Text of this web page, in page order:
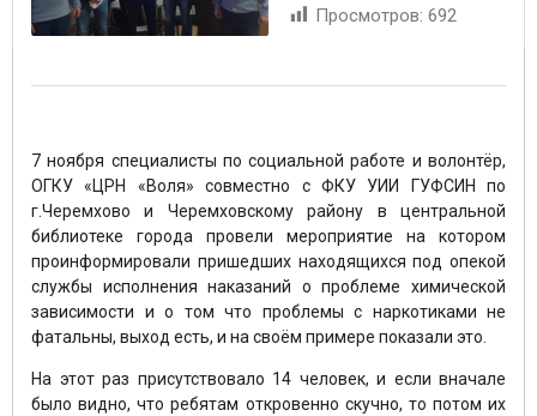
Просмотров: 692
7 ноября специалисты по социальной работе и волонтёр,
ОГКУ «ЦРН «Воля» совместно с ФКУ УИИ ГУФСИН по
г.Черемхово и Черемховскому району в центральной
библиотеке города провели мероприятие на котором
проинформировали пришедших находящихся под опекой
службы исполнения наказаний о проблеме химической
зависимости и о том что проблемы с наркотиками не
фатальны, выход есть, и на своём примере показали это.
На этот раз присутствовало 14 человек, и если вначале
было видно, что ребятам откровенно скучно, то потом их